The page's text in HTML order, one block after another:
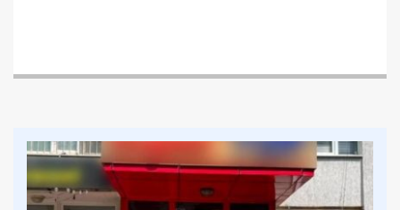
будинки.
На Синельниківщині російські війська атакували
Васильківську та Українську громади. Через
обстріли виникла пожежа.